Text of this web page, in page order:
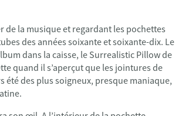
de la musique et regardant les pochettes
des années soixante et soixante-dix. Le
dans la caisse, le Surrealistic Pillow de
quand il s’aperçut que les jointures de
des plus soigneux, presque maniaque,